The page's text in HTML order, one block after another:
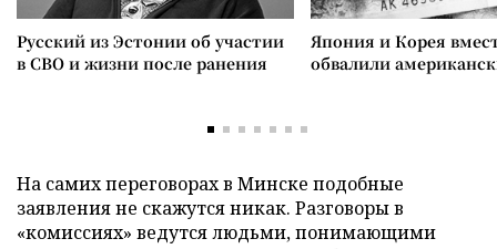
Русский из Эстонии об участии
в СВО и жизни после ранения
Япония и Корея
обвалили
На самих переговорах в Минске подобные
заявления не скажутся никак. Разговоры в
«комиссиях» ведутся людьми, понимающими